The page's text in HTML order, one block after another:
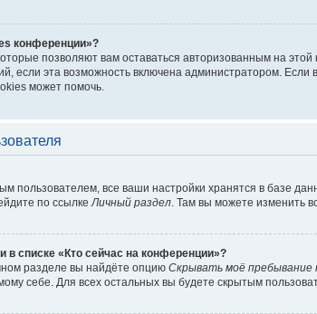
конференции»?
позволяют вам оставаться авторизованным на
если эта возможность включена администратором.
может помочь.
пользователем, все ваши настройки хранятся в базе
по ссылке Личный раздел . Там вы можете изменить
в списке «Кто сейчас на конференции»?
разделе вы найдёте опцию Скрывать моё пребывание
себе. Для всех остальных вы будете скрытым